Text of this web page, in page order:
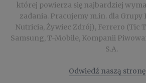
której powierza się najbardziej
zadania. Pracujemy m.in. dla Grupy
Nutricia, Żywiec Zdrój), Ferrero (Tic
Samsung, T-Mobile, Kompanii
S.A.
Odwiedź naszą